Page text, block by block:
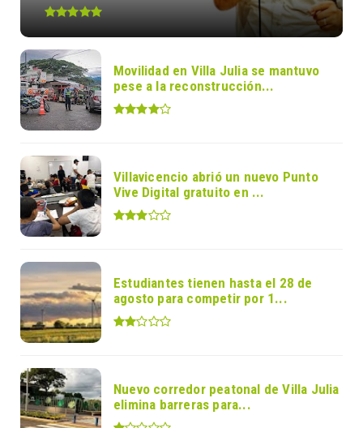
Movilidad en Villa Julia se mantuvo
pese a la reconstrucción...
Villavicencio abrió un nuevo Punto
Vive Digital gratuito en ...
Estudiantes tienen hasta el 28 de
agosto para competir por 1...
Nuevo corredor peatonal de Villa Julia
elimina barreras para...